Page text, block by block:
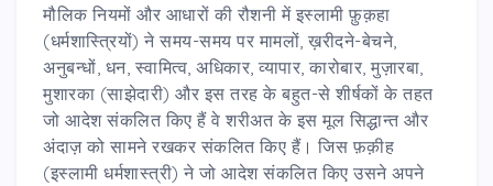
मौलिक नियमों और आधारों की रौशनी में इस्लामी फ़ुक़हा
(धर्मशास्त्रियों) ने समय-समय पर मामलों, ख़रीदने-बेचने,
अनुबन्धों, धन, स्वामित्व, अधिकार, व्यापार, कारोबार, मुज़ारबा,
मुशारका (साझेदारी) और इस तरह के बहुत-से शीर्षकों के तहत
जो आदेश संकलित किए हैं वे शरीअत के इस मूल सिद्धान्त और
अंदाज़ को सामने रखकर संकलित किए हैं। जिस फ़क़ीह
(इस्लामी धर्मशास्त्री) ने जो आदेश संकलित किए उसने अपने